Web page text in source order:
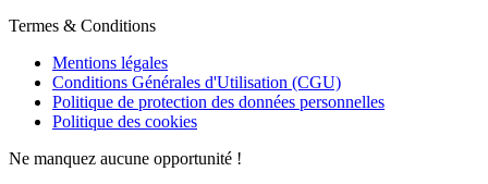
Termes & Conditions
Mentions légales
Conditions Générales d'Utilisation (CGU)
Politique de protection des données personnelles
Politique des cookies
Ne manquez aucune opportunité !